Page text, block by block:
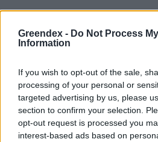
Greendex - Do Not Process
Information
If you wish to opt-out of the sale,
processing of your personal or
targeted advertising by us, please
section to confirm your selection.
opt-out request is processed you
interest-based ads based on
szélesebb, rücskösebb
engedhetünk a
nagyobb felületen
A fékek hajlamosak